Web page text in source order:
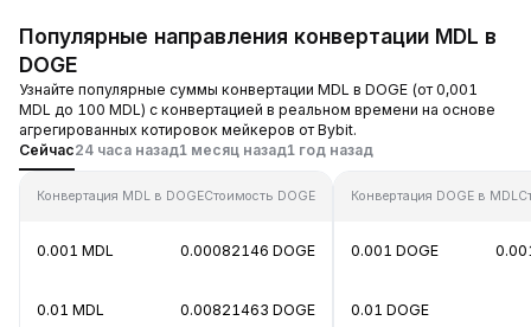
Популярные направления конвертации MDL в
DOGE
Узнайте популярные суммы конвертации MDL в DOGE (от 0,001
MDL до 100 MDL) с конвертацией в реальном времени на основе
агрегированных котировок мейкеров от Bybit.
Сейчас24 часа назад1 месяц назад1 год назад
Конвертация MDL в DOGEСтоимость DOGE
0.001 MDL 0.00082146 DOGE
0.01 MDL 0.00821463 DOGE
Конвертация DOGE в MDL
0.001 DOGE
0.01 DOGE